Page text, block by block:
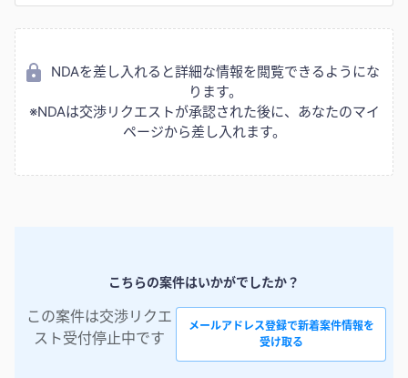
NDAを差し入れると詳細な情報を閲覧できるようにな
ります。
※NDAは交渉リクエストが承認された後に、あなたのマイ
ページから差し入れます。
こちらの案件はいかがでしたか？
この案件は交渉リクエ
スト受付停止中です
メールアドレス登録で新着案件情報を
受け取る